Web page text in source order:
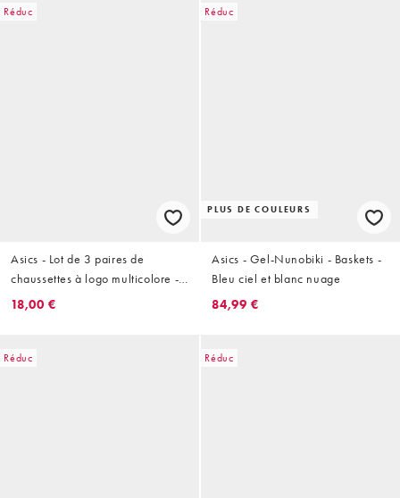
Réduc
Asics - Lot de 3 paires de
chaussettes à logo multicolore -
Blanc
18,00 €
Réduc
PLUS DE COULEURS
Asics - Gel-Nunobiki - Baskets -
Bleu ciel et blanc nuage
84,99 €
Réduc Réduc